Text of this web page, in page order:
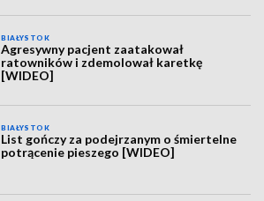
BIAŁYSTOK
Agresywny pacjent zaatakował
ratowników i zdemolował karetkę
[WIDEO]
BIAŁYSTOK
List gończy za podejrzanym o śmiertelne
potrącenie pieszego [WIDEO]